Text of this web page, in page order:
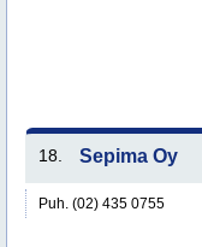
18. Sepima Oy
Puh. (02) 435 0755